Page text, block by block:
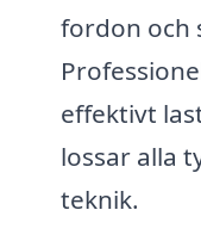
fordon och
effektivt
lossar alla
teknik.